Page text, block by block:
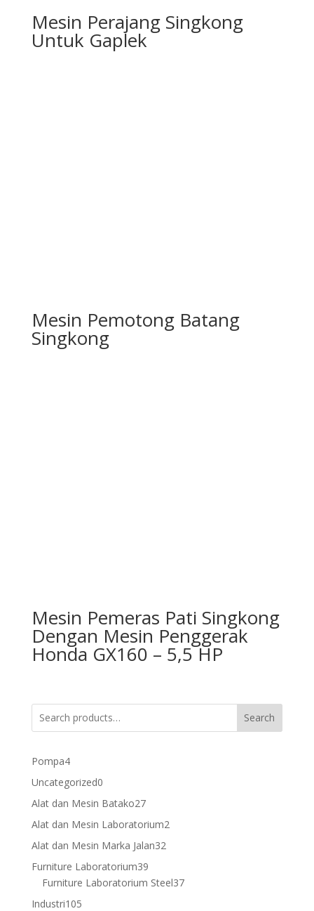
Mesin Perajang Singkong
Untuk Gaplek
Mesin Pemotong Batang
Singkong
Mesin Pemeras Pati Singkong
Dengan Mesin Penggerak
Honda GX160 – 5,5 HP
Search
Pompa44
products
Uncategorized00
products
Alat dan Mesin Batako2727
products
Alat dan Mesin Laboratorium22
Alat dan Mesin Marka Jalan3232
Furniture Laboratorium3939
products
Furniture Laboratorium Steel3737
Industri105105